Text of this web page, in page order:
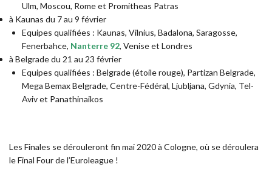
Ulm, Moscou, Rome et Promitheas Patras
à Kaunas du 7 au 9 février
Equipes qualifiées : Kaunas, Vilnius, Badalona, Saragosse,
Fenerbahce, Nanterre 92, Venise et Londres
à Belgrade du 21 au 23 février
Equipes qualifiées : Belgrade (étoile rouge), Partizan Belgrade,
Mega Bemax Belgrade, Centre-Fédéral, Ljubljana, Gdynia, Tel-
Aviv et Panathinaikos
Les Finales se dérouleront fin mai 2020 à Cologne, où se déroulera
le Final Four de l’Euroleague !